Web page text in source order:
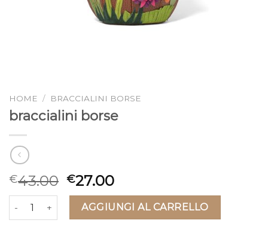
HOME / BRACCIALINI BORSE
braccialini borse
€43.00 €27.00
braccialini borse quantitàAGGIUNGI AL CARRELLO